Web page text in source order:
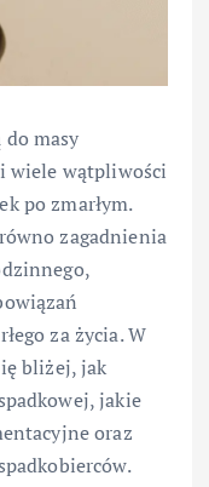
masy
wiele wątpliwości
po zmarłym.
zagadnienia
za życia. W
bliżej, jak
jakie
oraz